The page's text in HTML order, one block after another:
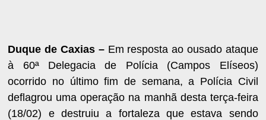
Duque de Caxias – Em resposta ao ousado ataque
à 60ª Delegacia de Polícia (Campos Elíseos)
ocorrido no último fim de semana, a Polícia Civil
deflagrou uma operação na manhã desta terça-feira
(18/02) e destruiu a fortaleza que estava sendo